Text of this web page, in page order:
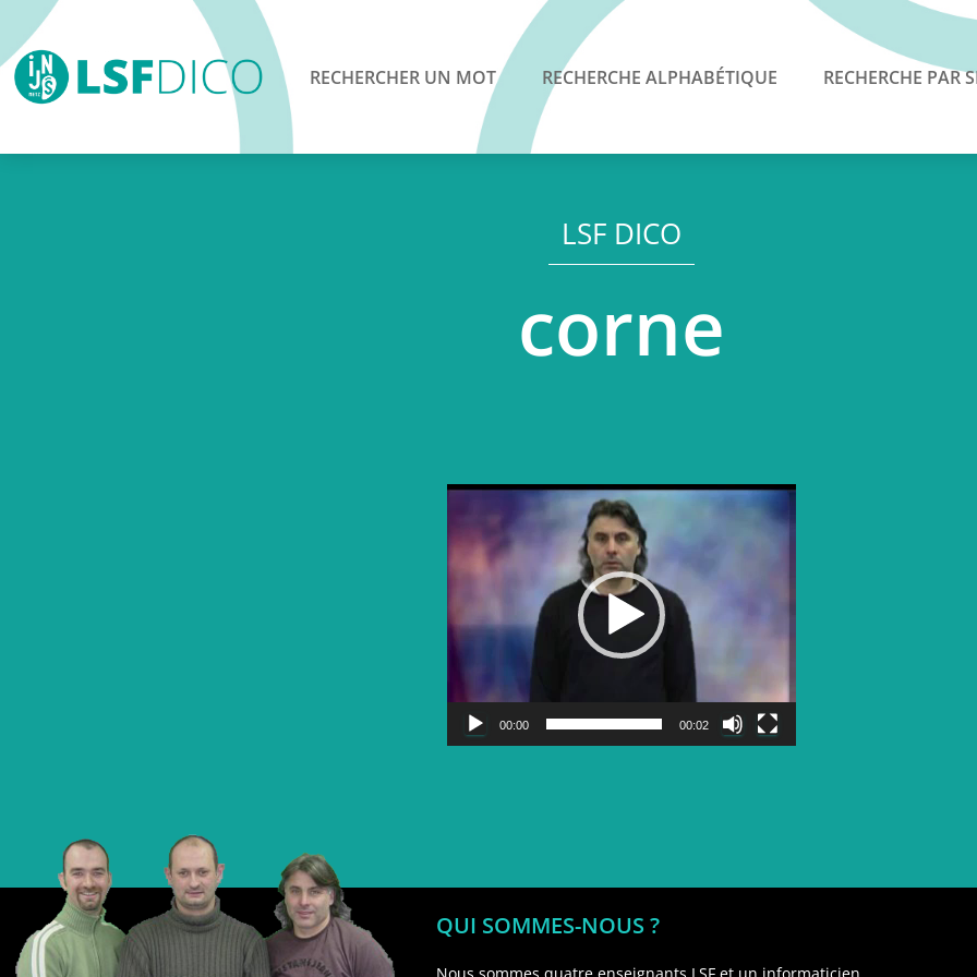
RECHERCHER UN MOT RECHERCHE ALPHABÉTIQUE RECHERCHE PAR
LSF DICO
corne
Lecteur
vidéo
00:00 00:02
QUI SOMMES-NOUS ?